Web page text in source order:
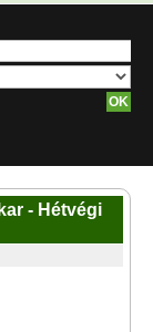
- Hétvégi